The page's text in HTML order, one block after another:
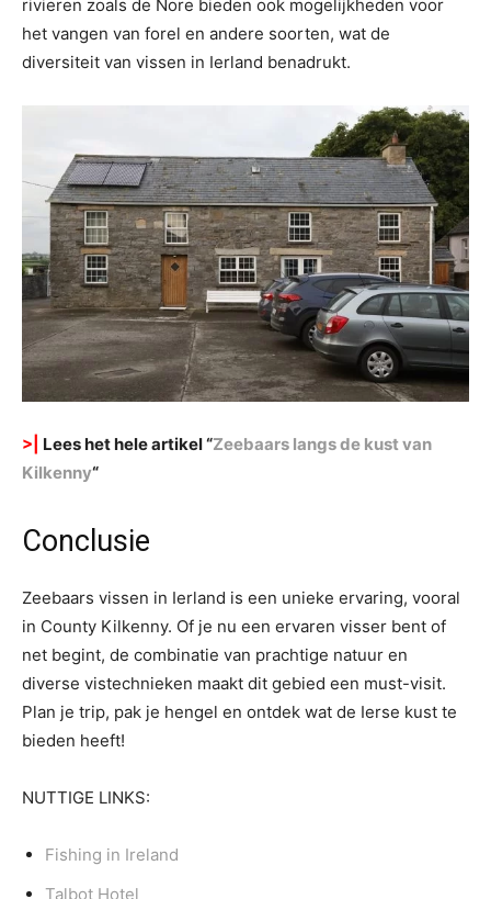
rivieren zoals de Nore bieden ook mogelijkheden voor
het vangen van forel en andere soorten, wat de
diversiteit van vissen in Ierland benadrukt.
>| Lees het hele artikel “Zeebaars langs de kust van
Kilkenny“
Conclusie
Zeebaars vissen in Ierland is een unieke ervaring, vooral
in County Kilkenny. Of je nu een ervaren visser bent of
net begint, de combinatie van prachtige natuur en
diverse vistechnieken maakt dit gebied een must-visit.
Plan je trip, pak je hengel en ontdek wat de Ierse kust te
bieden heeft!
NUTTIGE LINKS:
Fishing in Ireland
Talbot Hotel